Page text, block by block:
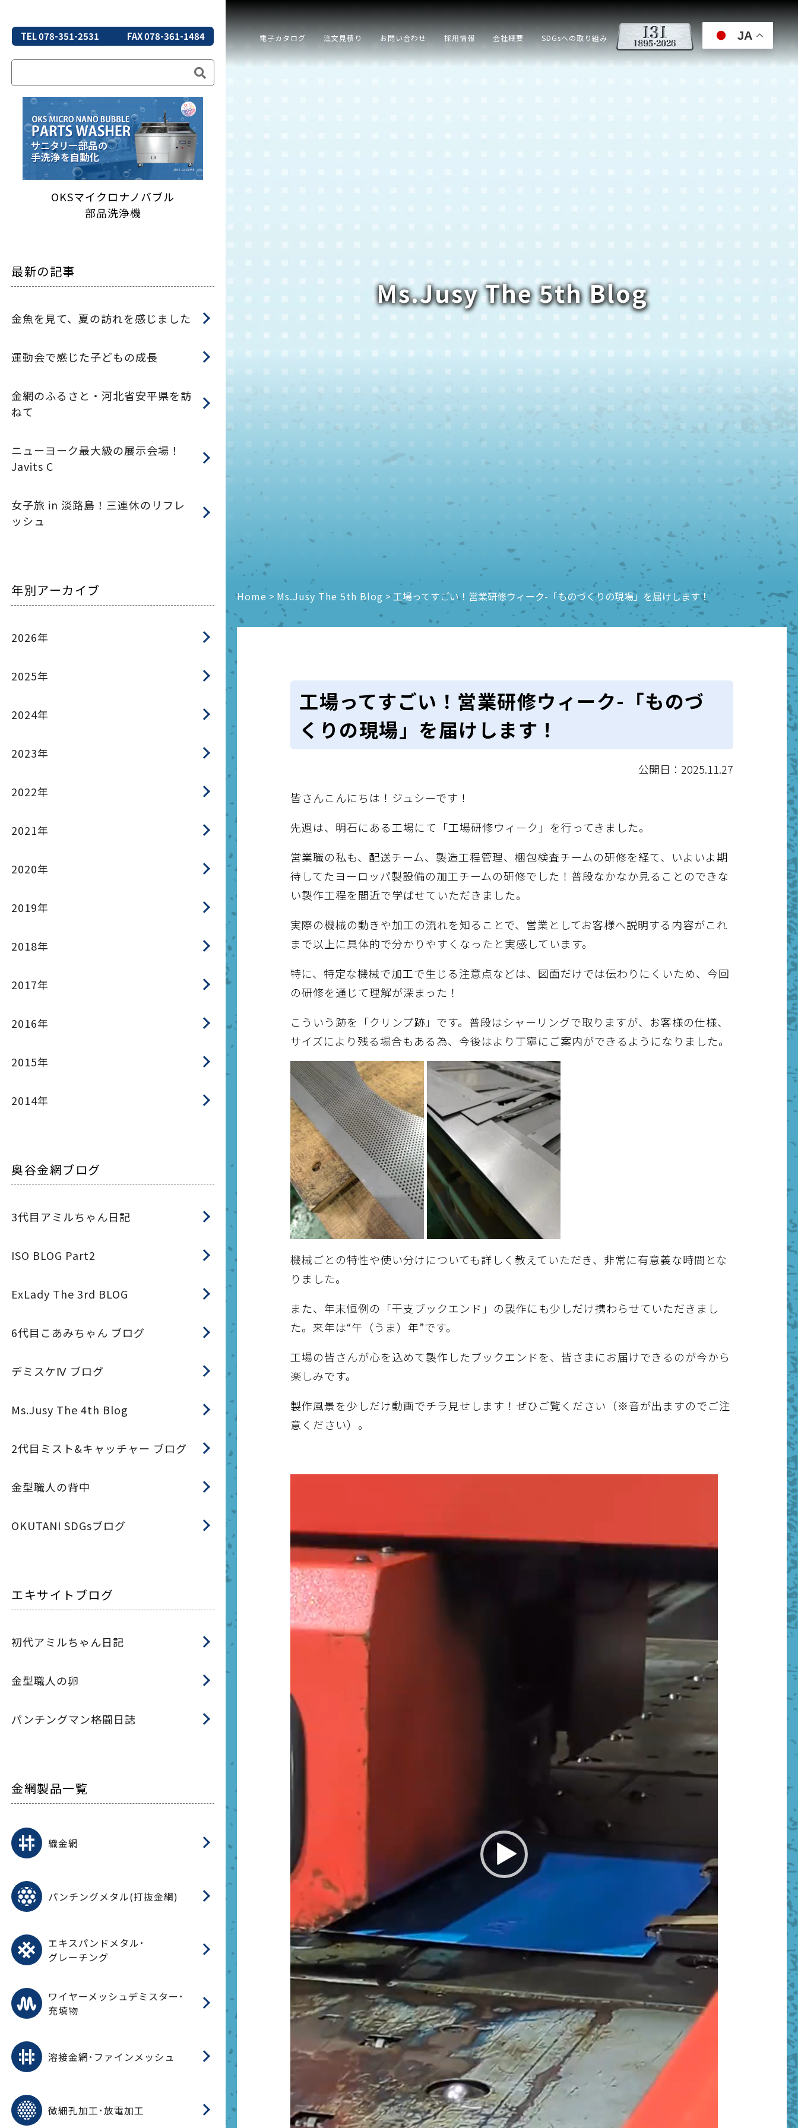
TEL 078-351-2531 FAX 078-361-1484
OKSマイクロナノバブル
部品洗浄機
最新の記事
金魚を見て、夏の訪れを感じました
運動会で感じた子どもの成長
金網のふるさと・河北省安平県を訪
ねて
ニューヨーク最大級の展示会場！
Javits C
女子旅 in 淡路島！三連休のリフレ
ッシュ
年別アーカイブ
2026年
2025年
2024年
2023年
2022年
2021年
2020年
2019年
2018年
2017年
2016年
2015年
2014年
奥谷金網ブログ
3代目アミルちゃん日記
ISO BLOG Part2
ExLady The 3rd BLOG
6代目こあみちゃん ブログ
デミスケⅣ ブログ
Ms.Jusy The 4th Blog
2代目ミスト&キャッチャー ブログ
金型職人の背中
OKUTANI SDGsブログ
エキサイトブログ
初代アミルちゃん日記
金型職人の卵
パンチングマン格闘日誌
金網製品一覧
織金網
(滑面式金網)
パンチングメタル(打抜金網)
金型パターン
在庫リスト
造粒機及び粉砕機用
遠心分離機用
スーパーパンチング™
SUPER PUNCHING™
スーパーパンチング™
スーパーパンチング™
ODSサニタリーストレーナー™
二相ステンレス鋼パンチング
耐摩耗鋼板HARDOX®
エンボス・ディンプル加工
樹脂パンチング™
（プラスチックパンチング）
セレクト カラー・サイズ
樹脂パンチング™（PVC）
オーダーシート
（炭素繊維強化熱可塑性樹
パンチング™
大開孔率パンチング™
PUNCHING）
C.G.P/コンピューター
グラフィックパンチング
開孔率自動計算(%)
重量自動計算(kg)
パンチングメタル加工品
エキスパンドメタル･
グレーチング
エキスパンドメタル
CFRTP EXメッシュ『CF
グレーチング
ワイヤーメッシュデミスター･
充填物
ワイヤーメッシュデミスター
デミスター加工品
溶接金網･ファインメッシュ
ファインメッシュ
ファインメッシュ加工品
微細孔加工･放電加工
電子ビームドリル加工
EBD電子ビームドリル加工
参考データ
多軸同時・微細ドリリング・
ルーター・ザグリ加工(金型レ
レーザースクリーン
Ms.Jusy The 5th Blog
電子カタログ 注文見積り お問い合わせ 採用情報 会社概要 SDGsへの取り組み JA
Home > Ms.Jusy The 5th Blog >工場ってすごい！営業研修ウィーク-「ものづくりの現場」を届けします！
工場ってすごい！営業研修ウィーク-「ものづ
くりの現場」を届けします！
公開日：2025.11.27
皆さんこんにちは！ジュシーです！
先週は、明石にある工場にて「工場研修ウィーク」を行ってきました。
営業職の私も、配送チーム、製造工程管理、梱包検査チームの研修を経て、いよいよ期
待してたヨーロッパ製設備の加工チームの研修でした！普段なかなか見ることのできな
い製作工程を間近で学ばせていただきました。
実際の機械の動きや加工の流れを知ることで、営業としてお客様へ説明する内容がこれ
まで以上に具体的で分かりやすくなったと実感しています。
特に、特定な機械で加工で生じる注意点などは、図面だけでは伝わりにくいため、今回
の研修を通じて理解が深まった！
こういう跡を「クリンプ跡」です。普段はシャーリングで取りますが、お客様の仕様、
サイズにより残る場合もある為、今後はより丁寧にご案内ができるようになりました。
機械ごとの特性や使い分けについても詳しく教えていただき、非常に有意義な時間とな
りました。
また、年末恒例の「干支ブックエンド」の製作にも少しだけ携わらせていただきまし
た。来年は“午（うま）年”です。
工場の皆さんが心を込めて製作したブックエンドを、皆さまにお届けできるのが今から
楽しみです。
製作風景を少しだけ動画でチラ見せします！ぜひご覧ください（※音が出ますのでご注
意ください）。
レ
ー
ヤ
ー